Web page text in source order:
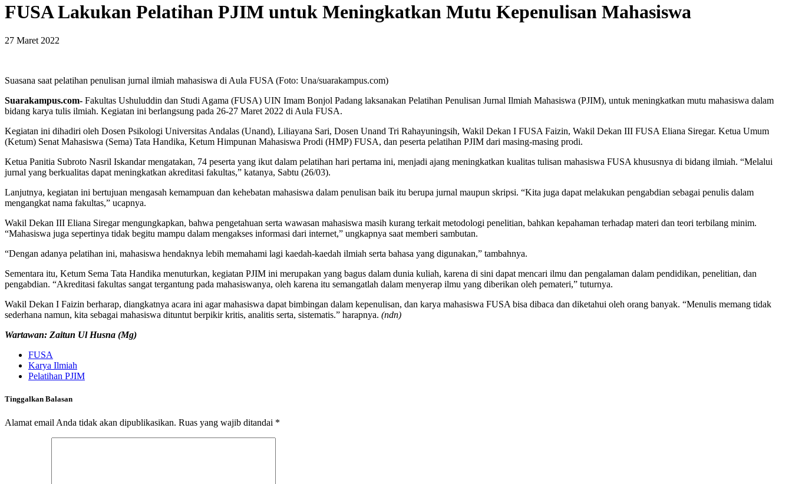
FUSA Lakukan Pelatihan PJIM untuk Meningkatkan Mutu Kepenulisan Mahasiswa
27 Maret 2022
Suasana saat pelatihan penulisan jurnal ilmiah mahasiswa di Aula FUSA (Foto: Una/suarakampus.com)
Suarakampus.com- Fakultas Ushuluddin dan Studi Agama (FUSA) UIN Imam Bonjol Padang laksanakan Pelatihan Penulisan Jurnal Ilmiah Mahasiswa (PJIM), untuk meningkatkan mutu mahasiswa dalam
bidang karya tulis ilmiah. Kegiatan ini berlangsung pada 26-27 Maret 2022 di Aula FUSA.
Kegiatan ini dihadiri oleh Dosen Psikologi Universitas Andalas (Unand), Liliayana Sari, Dosen Unand Tri Rahayuningsih, Wakil Dekan I FUSA Faizin, Wakil Dekan III FUSA Eliana Siregar. Ketua Umum
(Ketum) Senat Mahasiswa (Sema) Tata Handika, Ketum Himpunan Mahasiswa Prodi (HMP) FUSA, dan peserta pelatihan PJIM dari masing-masing prodi.
Ketua Panitia Subroto Nasril Iskandar mengatakan, 74 peserta yang ikut dalam pelatihan hari pertama ini, menjadi ajang meningkatkan kualitas tulisan mahasiswa FUSA khususnya di bidang ilmiah. “Melalui
jurnal yang berkualitas dapat meningkatkan akreditasi fakultas,” katanya, Sabtu (26/03).
Lanjutnya, kegiatan ini bertujuan mengasah kemampuan dan kehebatan mahasiswa dalam penulisan baik itu berupa jurnal maupun skripsi. “Kita juga dapat melakukan pengabdian sebagai penulis dalam
mengangkat nama fakultas,” ucapnya.
Wakil Dekan III Eliana Siregar mengungkapkan, bahwa pengetahuan serta wawasan mahasiswa masih kurang terkait metodologi penelitian, bahkan kepahaman terhadap materi dan teori terbilang minim.
“Mahasiswa juga sepertinya tidak begitu mampu dalam mengakses informasi dari internet,” ungkapnya saat memberi sambutan.
“Dengan adanya pelatihan ini, mahasiswa hendaknya lebih memahami lagi kaedah-kaedah ilmiah serta bahasa yang digunakan,” tambahnya.
Sementara itu, Ketum Sema Tata Handika menuturkan, kegiatan PJIM ini merupakan yang bagus dalam dunia kuliah, karena di sini dapat mencari ilmu dan pengalaman dalam pendidikan, penelitian, dan
pengabdian. “Akreditasi fakultas sangat tergantung pada mahasiswanya, oleh karena itu semangatlah dalam menyerap ilmu yang diberikan oleh pemateri,” tuturnya.
Wakil Dekan I Faizin berharap, diangkatnya acara ini agar mahasiswa dapat bimbingan dalam kepenulisan, dan karya mahasiswa FUSA bisa dibaca dan diketahui oleh orang banyak. “Menulis memang tidak
sederhana namun, kita sebagai mahasiswa dituntut berpikir kritis, analitis serta, sistematis.” harapnya. (ndn)
Wartawan: Zaitun Ul Husna (Mg)
FUSA
Karya Ilmiah
Pelatihan PJIM
Tinggalkan Balasan
Alamat email Anda tidak akan dipublikasikan. Ruas yang wajib ditandai *